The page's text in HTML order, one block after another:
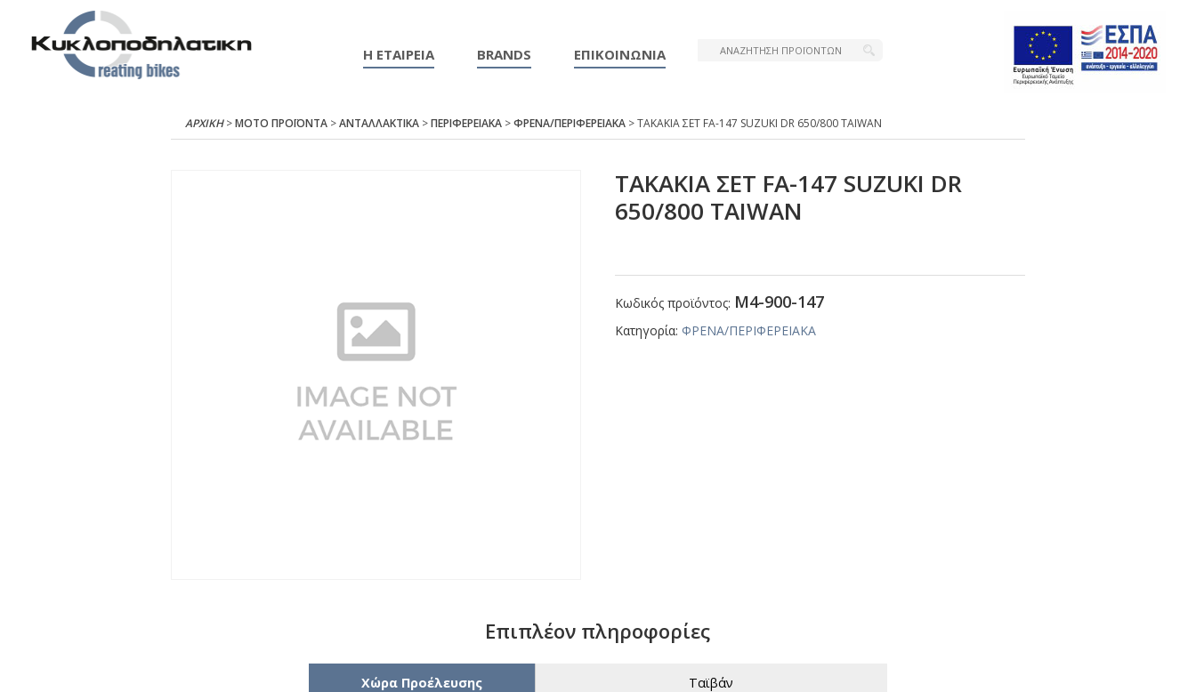
Η ΕΤΑΙΡΕΙΑ BRANDS ΕΠΙΚΟΙΝΩΝΙΑ
ΑΡΧΙΚΉ>ΜΟΤΟ ΠΡΟΪΟΝΤΑ>ΑΝΤΑΛΛΑΚΤΙΚΑ>ΠΕΡΙΦΕΡΕΙΑΚΑ>ΦΡΕΝΑ/ΠΕΡΙΦΕΡΕΙΑΚΑ> ΤΑΚΑΚΙΑ ΣΕΤ FΑ-147 SUΖUΚΙ DR 650/800 ΤΑΙWΑΝ
ΤΑΚΑΚΙΑ ΣΕΤ FΑ-147 SUΖUΚΙ DR
650/800 ΤΑΙWΑΝ
Κωδικός προϊόντος: Μ4-900-147
Κατηγορία: ΦΡΕΝΑ/ΠΕΡΙΦΕΡΕΙΑΚΑ
Επιπλέον πληροφορίες
Χώρα Προέλευσης Ταϊβάν